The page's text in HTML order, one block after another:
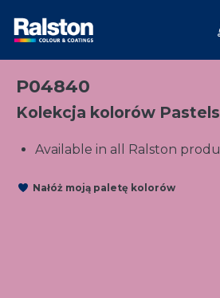
P04840
Kolekcja kolorów Pastels
Available in all Ralston
Nałóż moją paletę kolorów